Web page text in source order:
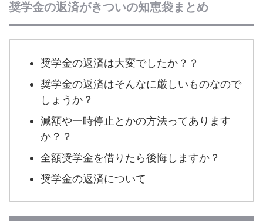
奨学金の返済がきついの知恵袋まとめ
奨学金の返済は大変でしたか？？
奨学金の返済はそんなに厳しいものなので
しょうか？
減額や一時停止とかの方法ってあります
か？？
全額奨学金を借りたら後悔しますか？
奨学金の返済について